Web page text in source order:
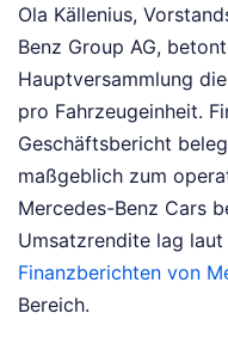
Ola Källenius,
Benz Group AG,
Hauptversammlung
pro Fahrzeugeinheit.
Geschäftsbericht
maßgeblich zum
Mercedes-Benz Cars
Umsatzrendite lag
Finanzberichten von
Bereich.